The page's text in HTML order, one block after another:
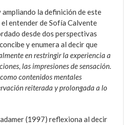
la definición de este
entender de Sofía Calvente
desde dos perspectivas
y enumera al decir que
en restringir la experiencia a
las impresiones de sensación.
contenidos mentales
reiterada y prolongada a lo
(1997) reflexiona al decir